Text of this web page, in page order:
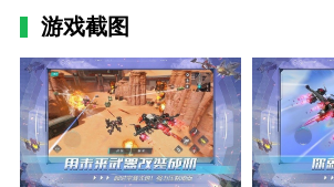
2、载具改装养成：收集零件与资
属性，并能为战机安装特殊模块(隐身
制流派；
3、战术指挥与协同：在多人模式
队角色，布置空中巡逻、防空火力与
游戏截图